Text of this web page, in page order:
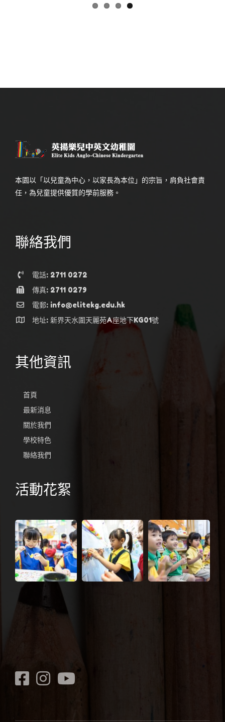
本園以「以兒童為中心，以家長為本位」的宗旨，肩負社會責
任，為兒童提供優質的學前服務。
聯絡我們
電話: 2711 0272
傳真: 2711 0279
電郵: info@elitekg.edu.hk
地址: 新界天水圍天麗苑A座地下KG01號
其他資訊
首頁
最新消息
關於我們
學校特色
聯絡我們
活動花絮